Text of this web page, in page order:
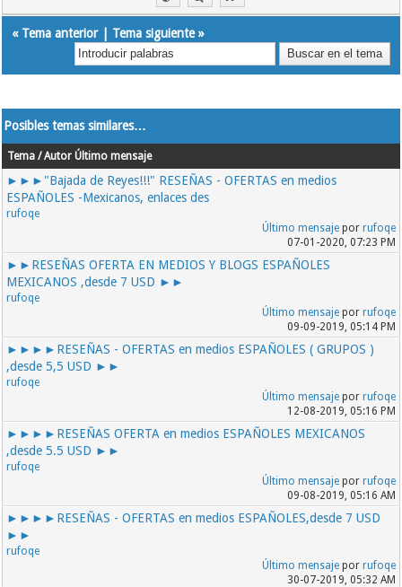
« Tema anterior| Tema siguiente»
Posibles temas similares…
Tema / Autor Último mensaje
►►►"Bajada de Reyes!!!" RESEÑAS - OFERTAS en medios
ESPAÑOLES -Mexicanos, enlaces des
rufoqe
Último mensajepor rufoqe
07-01-2020, 07:23 PM
►►RESEÑAS OFERTA EN MEDIOS Y BLOGS ESPAÑOLES
MEXICANOS ,desde 7 USD ►►
rufoqe
Último mensajepor rufoqe
09-09-2019, 05:14 PM
►►►►RESEÑAS - OFERTAS en medios ESPAÑOLES ( GRUPOS )
,desde 5,5 USD ►►
rufoqe
Último mensajepor rufoqe
12-08-2019, 05:16 PM
►►►►RESEÑAS OFERTA en medios ESPAÑOLES MEXICANOS
,desde 5.5 USD ►►
rufoqe
Último mensajepor rufoqe
09-08-2019, 05:16 AM
►►►►RESEÑAS - OFERTAS en medios ESPAÑOLES,desde 7 USD
►►
rufoqe
Último mensajepor rufoqe
30-07-2019, 05:32 AM